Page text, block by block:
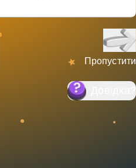
Пропустити